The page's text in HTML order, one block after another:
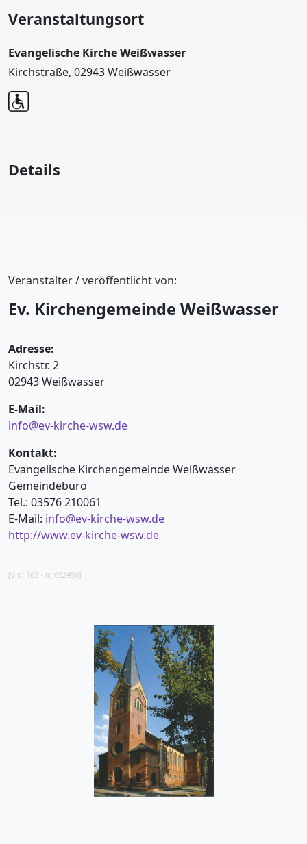
Veranstaltungsort
Evangelische Kirche Weißwasser
Kirchstraße, 02943 Weißwasser
Details
Veranstalter / veröffentlicht von:
Ev. Kirchengemeinde Weißwasser
Adresse:
Kirchstr. 2
02943 Weißwasser
E-Mail:
info@ev-kirche-wsw.de
Kontakt:
Evangelische Kirchengemeinde Weißwasser
Gemeindebüro
Tel.: 03576 210061
E-Mail: info@ev-kirche-wsw.de
http://www.ev-kirche-wsw.de
[vid: 163 - id 652456]